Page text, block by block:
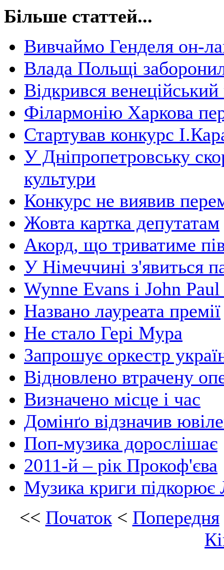
Більше статтей...
Вивчаймо Генделя он-
Влада Польщі
Відкрився венеційський
Філармонію Харкова
Стартував конкурс
У Дніпропетровську
культури
Конкурс не виявив
Жовта картка депутатам
Акорд, що триватиме
У Німеччині з'явиться
Wynne Evans і John
Названо лауреата премії
Не стало Гері Мура
Запрошує оркестр
Відновлено втрачену
Визначено місце і час
Домінґо відзначив
Поп-музика дорослішає
2011-й – рік Прокоф'єва
Музика криги підкорює
<< Початок< Попередня